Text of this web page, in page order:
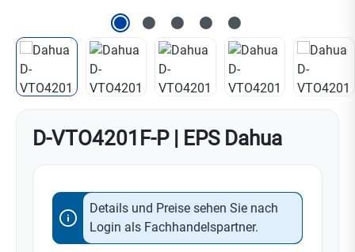
D-VTO4201F-P | EPS Dahua
Details und Preise sehen Sie nach
Login als Fachhandelspartner.